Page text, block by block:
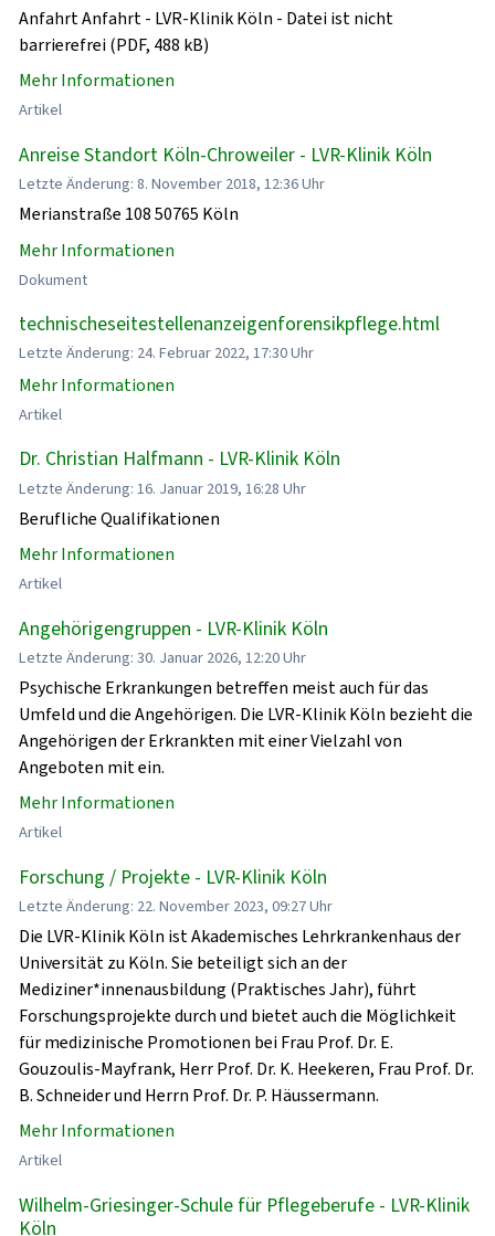
Anfahrt Anfahrt - LVR-Klinik Köln - Datei ist nicht
barrierefrei (PDF, 488 kB)
Mehr Informationen
Artikel
Anreise Standort Köln-Chroweiler - LVR-Klinik Köln
Letzte Änderung: 8. November 2018, 12:36 Uhr
Merianstraße 108 50765 Köln
Mehr Informationen
Dokument
technischeseitestellenanzeigenforensikpflege.html
Letzte Änderung: 24. Februar 2022, 17:30 Uhr
Mehr Informationen
Artikel
Dr. Christian Halfmann - LVR-Klinik Köln
Letzte Änderung: 16. Januar 2019, 16:28 Uhr
Berufliche Qualifikationen
Mehr Informationen
Artikel
Angehörigengruppen - LVR-Klinik Köln
Letzte Änderung: 30. Januar 2026, 12:20 Uhr
Psychische Erkrankungen betreffen meist auch für das
Umfeld und die Angehörigen. Die LVR-Klinik Köln bezieht die
Angehörigen der Erkrankten mit einer Vielzahl von
Angeboten mit ein.
Mehr Informationen
Artikel
Forschung / Projekte - LVR-Klinik Köln
Letzte Änderung: 22. November 2023, 09:27 Uhr
Die LVR-Klinik Köln ist Akademisches Lehrkrankenhaus der
Universität zu Köln. Sie beteiligt sich an der
Mediziner*innenausbildung (Praktisches Jahr), führt
Forschungsprojekte durch und bietet auch die Möglichkeit
für medizinische Promotionen bei Frau Prof. Dr. E.
Gouzoulis-Mayfrank, Herr Prof. Dr. K. Heekeren, Frau Prof. Dr.
B. Schneider und Herrn Prof. Dr. P. Häussermann.
Mehr Informationen
Artikel
Wilhelm-Griesinger-Schule für Pflegeberufe - LVR-Klinik
Köln